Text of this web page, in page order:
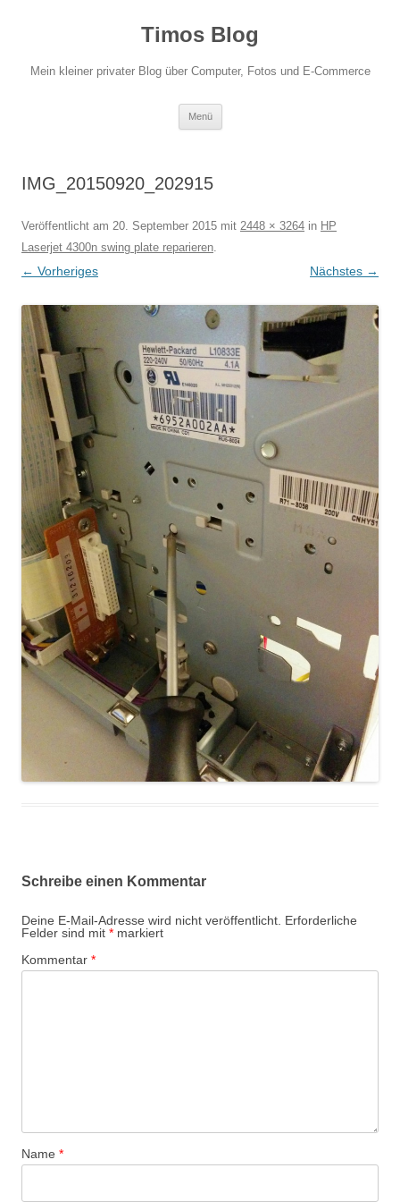
Timos Blog
Mein kleiner privater Blog über Computer, Fotos und E-Commerce
Menü
IMG_20150920_202915
Veröffentlicht am 20. September 2015 mit 2448 × 3264 in HP
Laserjet 4300n swing plate reparieren.
← Vorheriges Nächstes →
Schreibe einen Kommentar
Deine E-Mail-Adresse wird nicht veröffentlicht. Erforderliche
Felder sind mit * markiert
Kommentar *
Name *